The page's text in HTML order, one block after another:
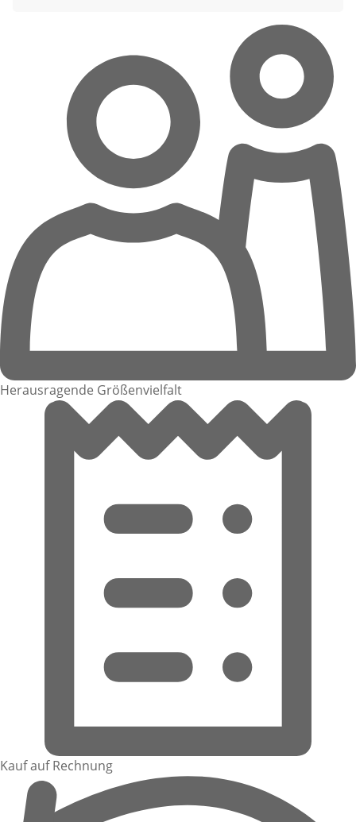
Herausragende Größenvielfalt
Kauf auf Rechnung